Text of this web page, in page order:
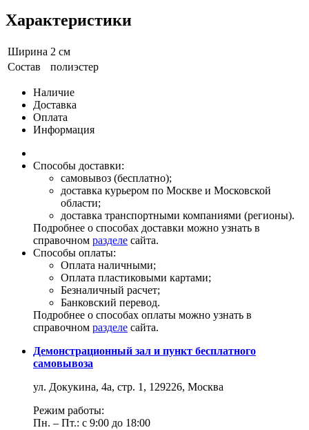
Характеристики
Ширина 2 см
Состав
полиэстер
Наличие
Доставка
Оплата
Информация
Способы доставки:
самовывоз (бесплатно);
доставка курьером по Москве и Московской
области;
доставка транспортными компаниями (регионы).
Подробнее о способах доставки можно узнать в
справочном разделе сайта.
Способы оплаты:
Оплата наличными;
Оплата пластиковыми картами;
Безналичный расчет;
Банковский перевод.
Подробнее о способах оплаты можно узнать в
справочном разделе сайта.
Демонстрационный зал и пункт бесплатного
самовывоза
ул. Докукина, 4а, стр. 1, 129226, Москва
Режим работы:
Пн. – Пт.: с 9:00 до 18:00